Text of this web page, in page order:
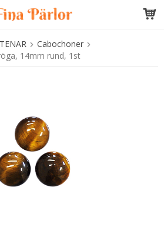
har blivit tillagd i varukorgen
Cabochoner
14mm rund, 1st